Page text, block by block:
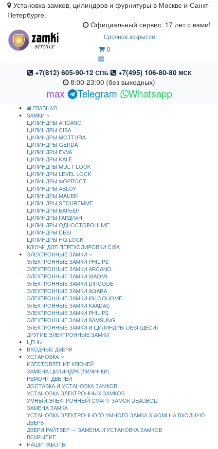
Установка замков, цилиндров и фурнитуры в Москве и Санкт-
Петербурге.
Официальный сервис. 17 лет с вами!
Срочное вскрытие
0
+7(812) 605-90-12 СПБ +7(495) 106-80-80 МСК
8:00-23:00 (без выходных)
max Telegram Whatsapp
ГЛАВНАЯ
ЗАМКИ
ЦИЛИНДРЫ ARCANO
ЦИЛИНДРЫ CISA
ЦИЛИНДРЫ MOTTURA
ЦИЛИНДРЫ GERDA
ЦИЛИНДРЫ EVVA
ЦИЛИНДРЫ KALE
ЦИЛИНДРЫ MUL-T-LOCK
ЦИЛИНДРЫ LEVEL LOCK
ЦИЛИНДРЫ ФОРПОСТ
ЦИЛИНДРЫ ABLOY
ЦИЛИНДРЫ MAUER
ЦИЛИНДРЫ SECUREMME
ЦИЛИНДРЫ БАРЬЕР
ЦИЛИНДРЫ ГАРДИАН
ЦИЛИНДРЫ ОДНОСТОРОННИЕ
ЦИЛИНДРЫ DESI
ЦИЛИНДРЫ HQ LOCK
КЛЮЧИ ДЛЯ ПЕРЕКОДИРОВКИ CISA
ЭЛЕКТРОННЫЕ ЗАМКИ
ЭЛЕКТРОННЫЕ ЗАМКИ PHILIPS
ЭЛЕКТРОННЫЕ ЗАМКИ ARCANO
ЭЛЕКТРОННЫЕ ЗАМКИ XIAOMI
ЭЛЕКТРОННЫЕ ЗАМКИ DIRCODE
ЭЛЕКТРОННЫЕ ЗАМКИ AQARA
ЭЛЕКТРОННЫЕ ЗАМКИ IGLOOHOME
ЭЛЕКТРОННЫЕ ЗАМКИ KAADAS
ЭЛЕКТРОННЫЕ ЗАМКИ PHILIPS
ЭЛЕКТРОННЫЕ ЗАМКИ SAMSUNG
ЭЛЕКТРОННЫЕ ЗАМКИ И ЦИЛИНДРЫ DESI (ДЕСИ)
ДРУГИЕ ЭЛЕКТРОННЫЕ ЗАМКИ
ЦЕНЫ
ВХОДНЫЕ ДВЕРИ
УСТАНОВКА
ИЗГОТОВЛЕНИЕ КЛЮЧЕЙ
ЗАМЕНА ЦИЛИНДРА (ЛИЧИНКИ)
РЕМОНТ ДВЕРЕЙ
ДОСТАВКА И УСТАНОВКА ЗАМКОВ
УСТАНОВКА ЭЛЕКТРОННЫХ ЗАМКОВ
УМНЫЙ ЭЛЕКТРОННЫЙ СМАРТ ЗАМОК DEADBOLT
ЗАМЕНА ЗАМКА
УСТАНОВКА ЭЛЕКТРОННОГО УМНОГО ЗАМКА XIAOMI НА ВХОДНУЮ
ДВЕРЬ
ДВЕРИ РАЙТВЕР — ЗАМЕНА И УСТАНОВКА ЗАМКОВ
ВСКРЫТИЕ
НАШИ РАБОТЫ